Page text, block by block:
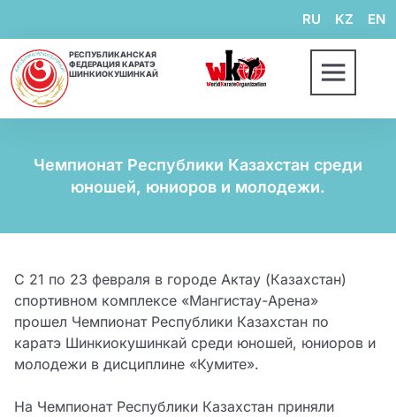
RU KZ EN
РЕСПУБЛИКАНСКАЯ
ФЕДЕРАЦИЯ КАРАТЭ
ШИНКИОКУШИНКАЙ
Чемпионат Республики Казахстан среди
юношей, юниоров и молодежи.
С 21 по 23 февраля в городе Актау (Казахстан)
спортивном комплексе «Мангистау-Арена»
прошел Чемпионат Республики Казахстан по
каратэ Шинкиокушинкай среди юношей, юниоров и
молодежи в дисциплине «Кумите».
На Чемпионат Республики Казахстан приняли